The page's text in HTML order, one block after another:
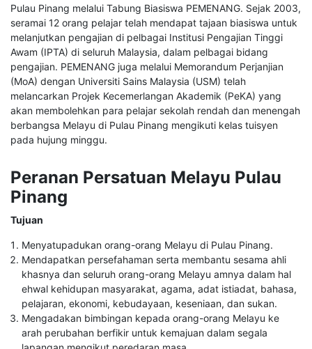
Pulau Pinang melalui Tabung Biasiswa PEMENANG. Sejak 2003,
seramai 12 orang pelajar telah mendapat tajaan biasiswa untuk
melanjutkan pengajian di pelbagai Institusi Pengajian Tinggi
Awam (IPTA) di seluruh Malaysia, dalam pelbagai bidang
pengajian. PEMENANG juga melalui Memorandum Perjanjian
(MoA) dengan Universiti Sains Malaysia (USM) telah
melancarkan Projek Kecemerlangan Akademik (PeKA) yang
akan membolehkan para pelajar sekolah rendah dan menengah
berbangsa Melayu di Pulau Pinang mengikuti kelas tuisyen
pada hujung minggu.
Peranan Persatuan Melayu Pulau
Pinang
Tujuan
Menyatupadukan orang-orang Melayu di Pulau Pinang.
Mendapatkan persefahaman serta membantu sesama ahli
khasnya dan seluruh orang-orang Melayu amnya dalam hal
ehwal kehidupan masyarakat, agama, adat istiadat, bahasa,
pelajaran, ekonomi, kebudayaan, keseniaan, dan sukan.
Mengadakan bimbingan kepada orang-orang Melayu ke
arah perubahan berfikir untuk kemajuan dalam segala